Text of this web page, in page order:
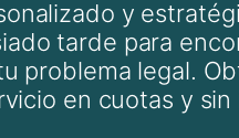
y
tarde para
problema legal.
en cuotas y sin